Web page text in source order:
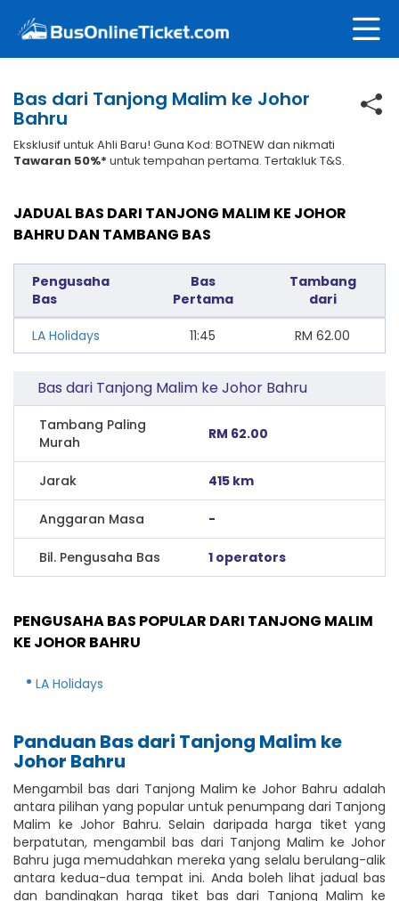
Bas dari Tanjong Malim ke Johor
Bahru
Eksklusif untuk Ahli Baru! Guna Kod: BOTNEW dan nikmati
Tawaran 50%* untuk tempahan pertama. Tertakluk T&S.
JADUAL BAS DARI TANJONG MALIM KE JOHOR
BAHRU DAN TAMBANG BAS
Pengusaha
Bas
Bas
Pertama
Tambang
dari
LA Holidays 11:45 RM 62.00
Bas dari Tanjong Malim ke Johor Bahru
Tambang Paling
Murah
RM 62.00
Jarak 415 km
Anggaran Masa -
Bil. Pengusaha Bas 1 operators
PENGUSAHA BAS POPULAR DARI TANJONG MALIM
KE JOHOR BAHRU
LA Holidays
Panduan Bas dari Tanjong Malim ke
Johor Bahru
Mengambil bas dari Tanjong Malim ke Johor Bahru adalah
antara pilihan yang popular untuk penumpang dari Tanjong
Malim ke Johor Bahru. Selain daripada harga tiket yang
berpatutan, mengambil bas dari Tanjong Malim ke Johor
Bahru juga memudahkan mereka yang selalu berulang-alik
antara kedua-dua tempat ini. Anda boleh lihat jadual bas
dan bandingkan harga tiket bas dari Tanjong Malim ke